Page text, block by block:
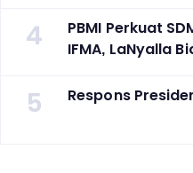
4
PBMI Perkuat
IFMA, LaNyalla
5 Respons